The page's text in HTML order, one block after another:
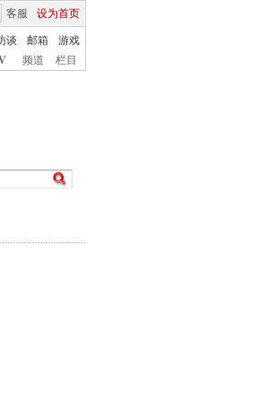
客服 设为首页
谈 邮箱
游戏
频道 栏目